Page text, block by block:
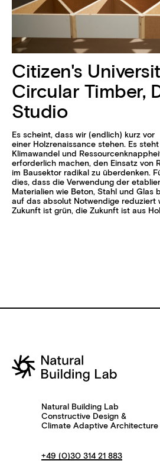
Citizen's
Circular Timber,
Studio
Es scheint, dass wir (endlich) kurz vor
einer Holzrenaissance stehen. Es
Klimawandel und
erforderlich machen, den Einsatz von
im Bausektor radikal zu überdenken.
dies, dass die Verwendung der
Materialien wie Beton, Stahl und Glas
auf das absolut Notwendige reduziert
Zukunft ist grün, die Zukunft ist aus
Natural Building Lab
Constructive Design &
Climate Adaptive Architecture
+49 (0)30 314 21 883